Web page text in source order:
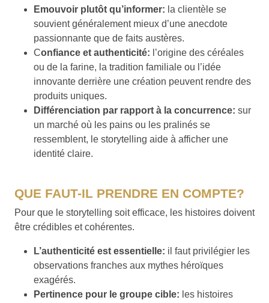
Emouvoir plutôt qu’informer: la clientèle se
souvient généralement mieux d’une anecdote
passionnante que de faits austères.
Confiance et authenticité: l’origine des céréales
ou de la farine, la tradition familiale ou l’idée
innovante derrière une création peuvent rendre des
produits uniques.
Différenciation par rapport à la concurrence: sur
un marché où les pains ou les pralinés se
ressemblent, le storytelling aide à afficher une
identité claire.
QUE FAUT-IL PRENDRE EN COMPTE?
Pour que le storytelling soit efficace, les histoires doivent
être crédibles et cohérentes.
L’authenticité est essentielle: il faut privilégier les
observations franches aux mythes héroïques
exagérés.
Pertinence pour le groupe cible: les histoires